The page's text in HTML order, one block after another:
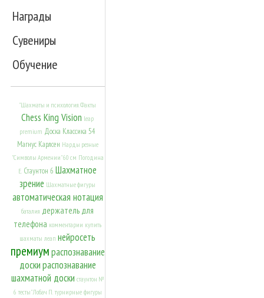
Награды
Сувениры
Обучение
"Шахматы и психология. Факты
Chess King Vision leap
premium Доска Классика 54
Магнус Карлсен Нарды резные
"Символы Армении" 60 см Погодина
Е. Стаунтон 6 Шахматное
зрение Шахматные фигуры
автоматическая нотация
баталия держатель для
телефона комментарии купить
шахматы леап нейросеть
премиумраспознавание
доскираспознавание
шахматной доски стаунтон №
6 тесты" Лобач П. турнирные фигуры